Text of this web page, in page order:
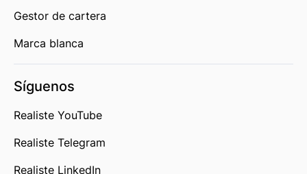
Gestor de cartera
Marca blanca
Síguenos
Realiste YouTube
Realiste Telegram
Realiste LinkedIn